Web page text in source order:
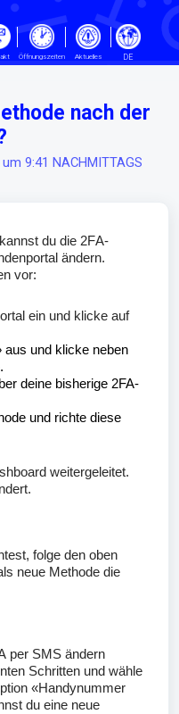
hauptsächlichen Inhalt gehen
Öffnungszeiten Aktuelles DE
nach der
9:41 NACHMITTAGS
du die 2FA-
ändern.
vor:
ein und klicke auf
aus und klicke neben
deine bisherige 2FA-
und richte diese
weitergeleitet.
folge den oben
neue Methode die
per SMS ändern
Schritten und wähle
«Handynummer
du eine neue